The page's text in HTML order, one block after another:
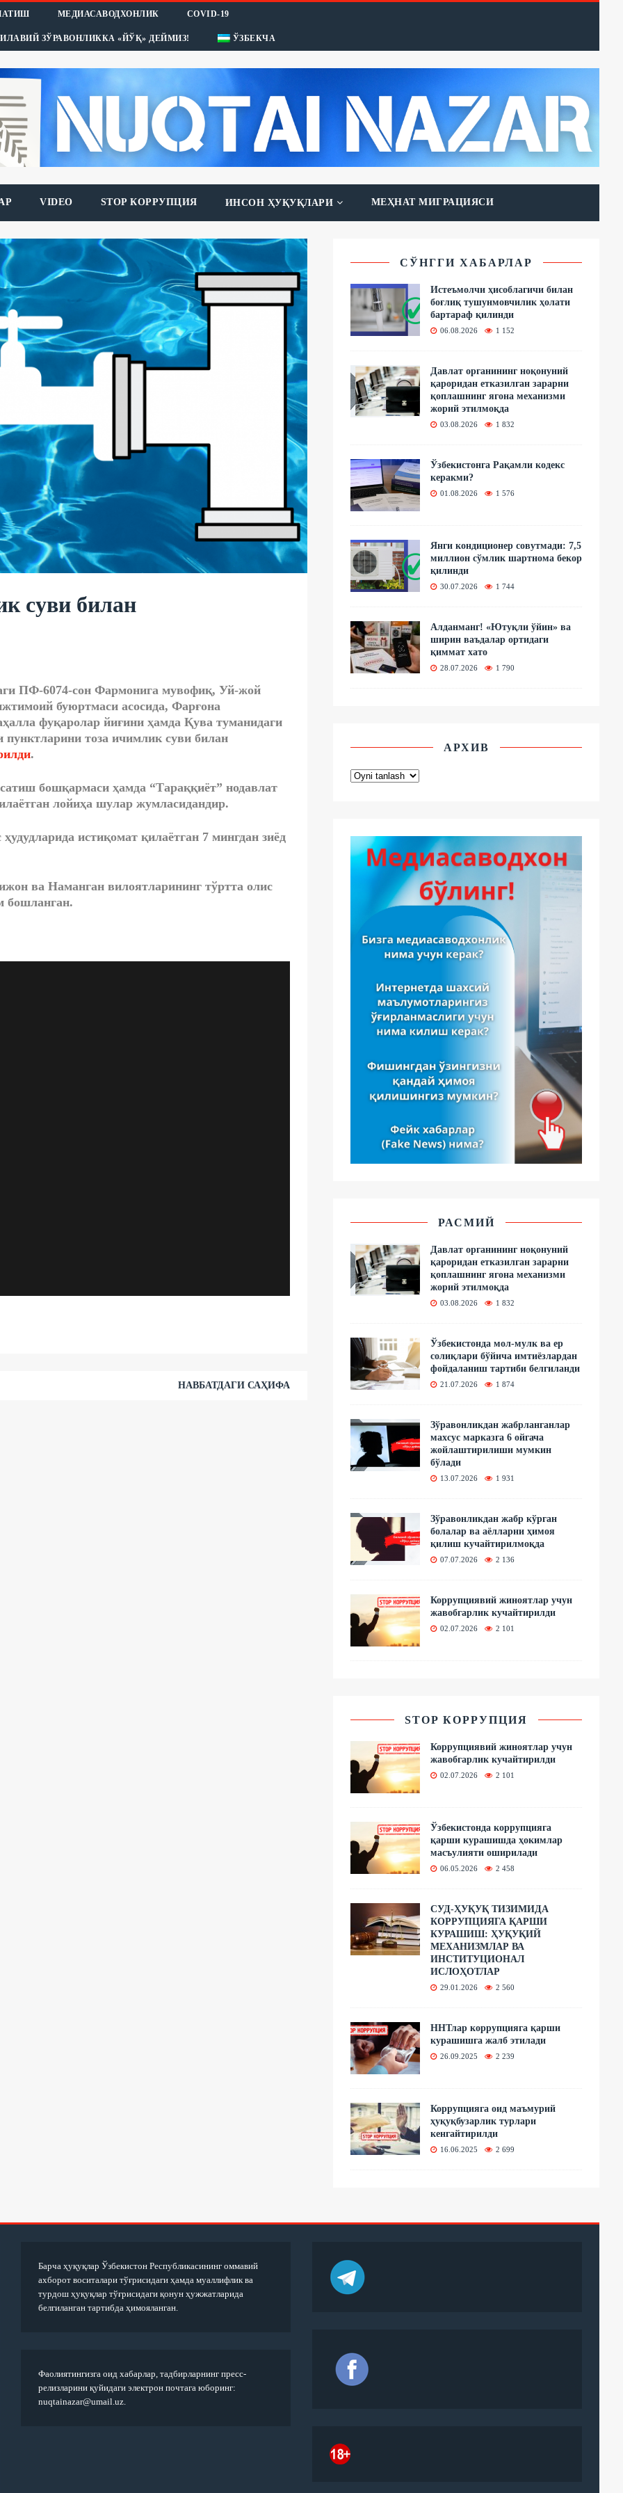
МЕДИАСАВОДХОНЛИК COVID-19
ЗЎРАВОНЛИККА «ЙЎҚ» ДЕЙМИЗ! ЎЗБЕКЧА
VIDEO STOP КОРРУПЦИЯ ИНСОН ҲУҚУҚЛАРИ МЕҲНАТ МИГРАЦИЯСИ
суви билан
ПФ-6074-сон Фармонига мувофиқ, Уй-жой
буюртмаси асосида, Фарғона
фуқаролар йиғини ҳамда Қува туманидаги
тоза ичимлик суви билан
.
бошқармаси ҳамда “Тараққиёт” нодавлат
лойиҳа шулар жумласидандир.
истиқомат қилаётган 7 мингдан зиёд
ва Наманган вилоятларининг тўртта олис
бошланган.
НАВБАТДАГИ САҲИФА
СЎНГГИ ХАБАРЛАР
Истеъмолчи ҳисоблагичи билан
боғлиқ тушунмовчилик ҳолати
бартараф қилинди
06.08.2026 1 152
Давлат органининг ноқонуний
қароридан етказилган зарарни
қоплашнинг ягона механизми
жорий этилмоқда
03.08.2026 1 832
Ўзбекистонга Рақамли кодекс
керакми?
01.08.2026 1 576
Янги кондиционер совутмади: 7,5
миллион сўмлик шартнома бекор
қилинди
30.07.2026 1 744
Алданманг! «Ютуқли ўйин» ва
ширин ваъдалар ортидаги
қиммат хато
28.07.2026 1 790
АРХИВ
РАСМИЙ
Давлат органининг ноқонуний
қароридан етказилган зарарни
қоплашнинг ягона механизми
жорий этилмоқда
03.08.2026 1 832
Ўзбекистонда мол-мулк ва ер
солиқлари бўйича имтиёзлардан
фойдаланиш тартиби белгиланди
21.07.2026 1 874
Зўравонликдан жабрланганлар
махсус марказга 6 ойгача
жойлаштирилиши мумкин
бўлади
13.07.2026 1 931
Зўравонликдан жабр кўрган
болалар ва аёлларни ҳимоя
қилиш кучайтирилмоқда
07.07.2026 2 136
Коррупциявий жиноятлар учун
жавобгарлик кучайтирилди
02.07.2026 2 101
STOP КОРРУПЦИЯ
Коррупциявий жиноятлар учун
жавобгарлик кучайтирилди
02.07.2026 2 101
Ўзбекистонда коррупцияга
қарши курашишда ҳокимлар
масъулияти оширилади
06.05.2026 2 458
СУД-ҲУҚУҚ ТИЗИМИДА
КОРРУПЦИЯГА ҚАРШИ
КУРАШИШ: ҲУҚУҚИЙ
МЕХАНИЗМЛАР ВА
ИНСТИТУЦИОНАЛ
ИСЛОҲОТЛАР
29.01.2026 2 560
ННТлар коррупцияга қарши
курашишга жалб этилади
26.09.2025 2 239
Коррупцияга оид маъмурий
ҳуқуқбузарлик турлари
кенгайтирилди
16.06.2025 2 699
Барча ҳуқуқлар Ўзбекистон Республикасининг оммавий
ахборот воситалари тўғрисидаги ҳамда муаллифлик ва
турдош ҳуқуқлар тўғрисидаги қонун ҳужжатларида
белгиланган тартибда ҳимояланган.
Фаолиятингизга оид хабарлар, тадбирларнинг пресс-
релизларини қуйидаги электрон почтага юборинг:
nuqtainazar@umail.uz.